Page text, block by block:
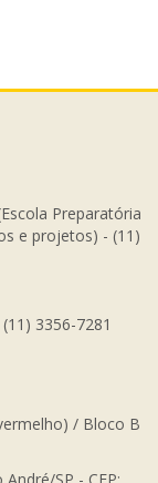
Preparatória
e projetos) - (11)
3356-7281
/ Bloco B